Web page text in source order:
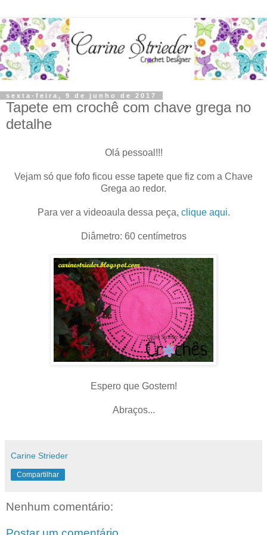
sexta-feira, 9 de junho de 2017
Tapete em crochê com chave grega no
detalhe
Olá pessoal!!!
Vejam só que fofo ficou esse tapete que fiz com a Chave
Grega ao redor.
Para ver a videoaula dessa peça, clique aqui.
Diâmetro: 60 centímetros
Espero que Gostem!
Abraços...
Carine Strieder
Compartilhar
Nenhum comentário: